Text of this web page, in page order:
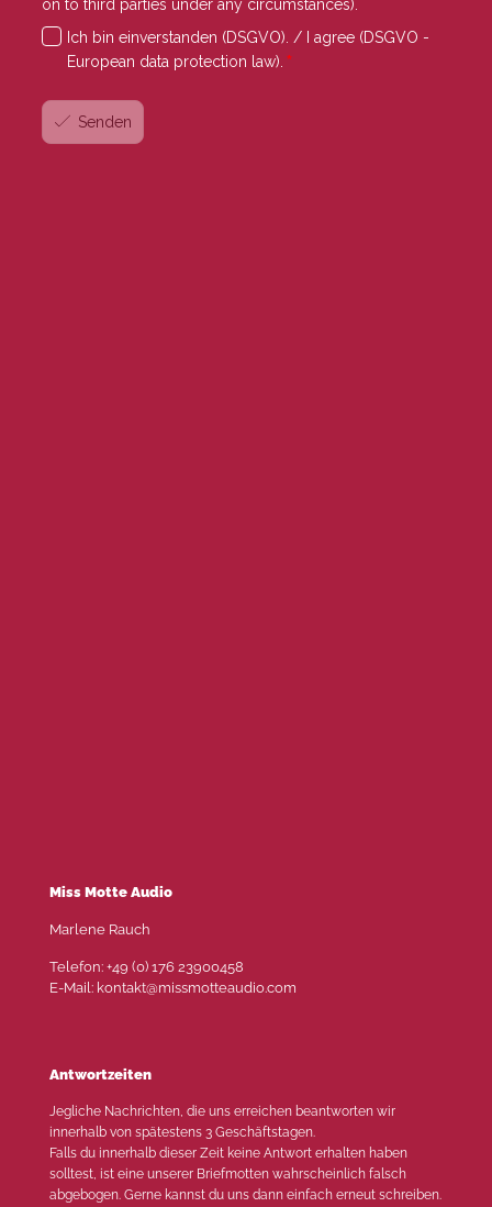
Miss Motte Audio
Marlene Rauch
Telefon: +49 (0) 176 23900458
E-Mail: kontakt@missmotteaudio.com
Antwortzeiten
Jegliche Nachrichten, die uns erreichen beantworten wir
innerhalb von spätestens 3 Geschäftstagen.
Falls du innerhalb dieser Zeit keine Antwort erhalten haben
solltest, ist eine unserer Briefmotten wahrscheinlich falsch
abgebogen. Gerne kannst du uns dann einfach erneut schreiben.